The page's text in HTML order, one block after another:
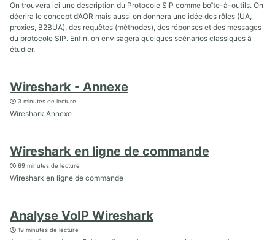
On trouvera ici une description du Protocole SIP comme boîte-à-outils. On
décrira le concept d’AOR mais aussi on donnera une idée des rôles (UA,
proxies, B2BUA), des requêtes (méthodes), des réponses et des messages
du protocole SIP. Enfin, on envisagera quelques scénarios classiques à
étudier.
Wireshark - Annexe
3 minutes de lecture
Wireshark Annexe
Wireshark en ligne de commande
69 minutes de lecture
Wireshark en ligne de commande
Analyse VoIP Wireshark
19 minutes de lecture